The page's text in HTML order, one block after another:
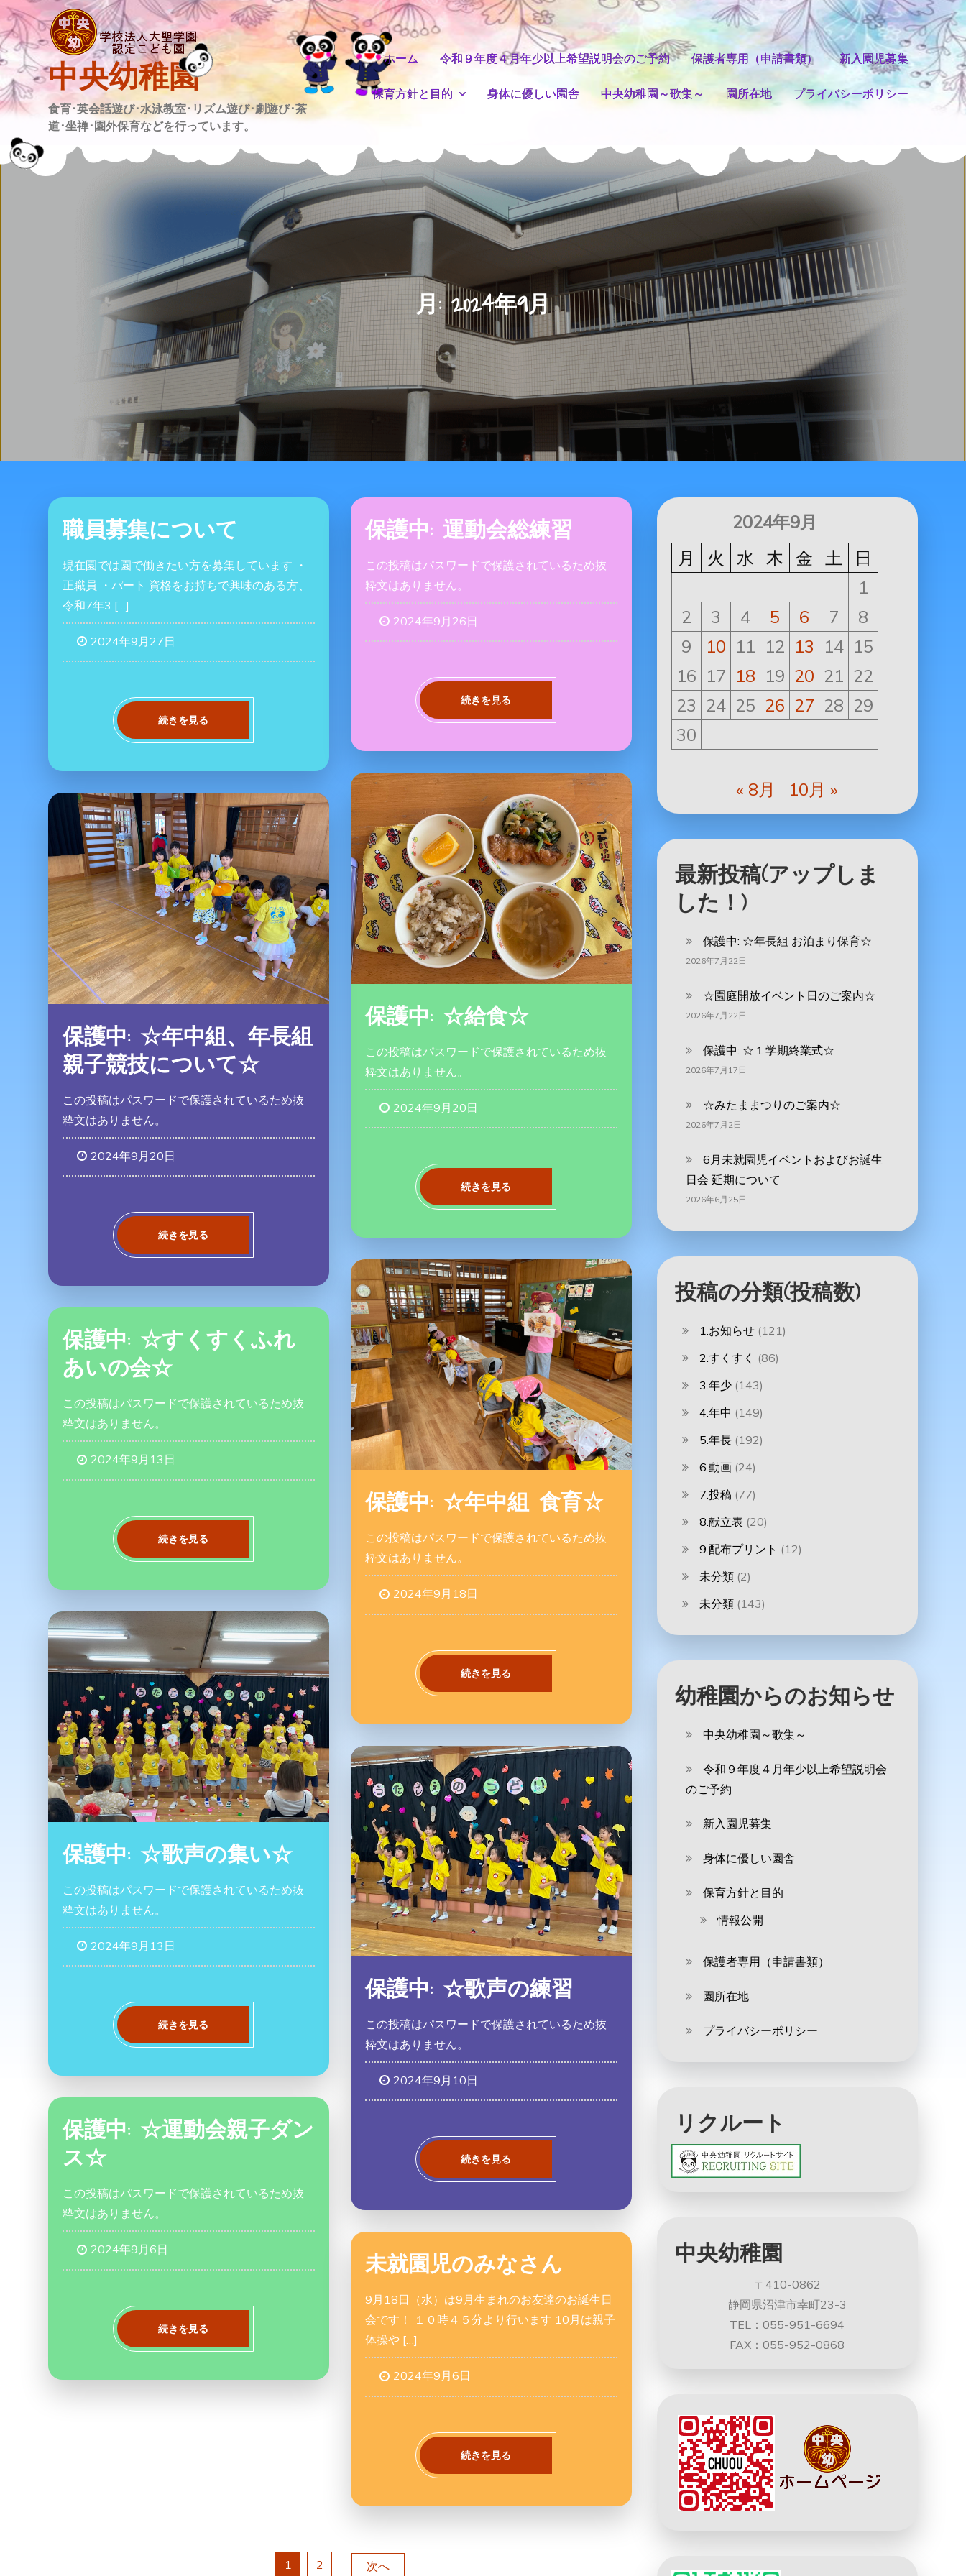
Skip
to
content
中央幼稚園
食育･英会話遊び･水泳教室･リズム遊び･劇遊び･茶
道･坐禅･園外保育などを行っています。
ホーム 令和９年度４月年少以上希望説明会のご予約 保護者専用（申請書類） 新入園児募集
保育方針と目的 身体に優しい園舎 中央幼稚園～歌集～ 園所在地 プライバシーポリシー
月:2024年9月
職員募集について
現在園では園で働きたい方を募集しています ・
正職員 ・パート 資格をお持ちで興味のある方、
令和7年3 […]
2024年9月27日
続きを見る
保護中: 運動会総練習
この投稿はパスワードで保護されているため抜
粋文はありません。
2024年9月26日
続きを見る
保護中: ☆給食☆
この投稿はパスワードで保護されているため抜
粋文はありません。
2024年9月20日
続きを見る
保護中: ☆年中組、年長組
親子競技について☆
この投稿はパスワードで保護されているため抜
粋文はありません。
2024年9月20日
続きを見る
保護中: ☆年中組 食育☆
この投稿はパスワードで保護されているため抜
粋文はありません。
2024年9月18日
続きを見る
保護中: ☆すくすくふれ
あいの会☆
この投稿はパスワードで保護されているため抜
粋文はありません。
2024年9月13日
続きを見る
保護中: ☆歌声の集い☆
この投稿はパスワードで保護されているため抜
粋文はありません。
2024年9月13日
続きを見る
保護中: ☆歌声の練習
この投稿はパスワードで保護されているため抜
粋文はありません。
2024年9月10日
続きを見る
保護中: ☆運動会親子ダン
ス☆
この投稿はパスワードで保護されているため抜
粋文はありません。
2024年9月6日
続きを見る
未就園児のみなさん
9月18日（水）は9月生まれのお友達のお誕生日
会です！ １０時４５分より行います 10月は親子
体操や […]
2024年9月6日
続きを見る
1 2 次へ
2024年9月
月
火 水 木 金 土
日
1
2
3 4 5 6 7
8
9
10 11 12 13 14 15
16 17 18 19 20 21 22
23 24 25 26 27 28 29
30
« 8月 10月 »
最新投稿(アップしま
した！)
保護中: ‪☆年長組 お泊まり保育☆
2026年7月22日
☆園庭開放イベント日のご案内☆
2026年7月22日
保護中: ☆１学期終業式☆
2026年7月17日
☆みたままつりのご案内☆
2026年7月2日
6月未就園児イベントおよびお誕生
日会 延期について
2026年6月25日
投稿の分類(投稿数)
1.お知らせ(121)
2.すくすく (86)
3.年少(143)
4.年中 (149)
5.年長(192)
6.動画(24)
7.投稿(77)
8.献立表 (20)
9.配布プリント (12)
未分類(2)
未分類(143)
幼稚園からのお知らせ
中央幼稚園～歌集～
令和９年度４月年少以上希望説明会
のご予約
新入園児募集
身体に優しい園舎
保育方針と目的
情報公開
保護者専用（申請書類）
園所在地
プライバシーポリシー
リクルート
中央幼稚園
〒410-0862
静岡県沼津市幸町23-3
TEL：055-951-6694
FAX：055-952-0868